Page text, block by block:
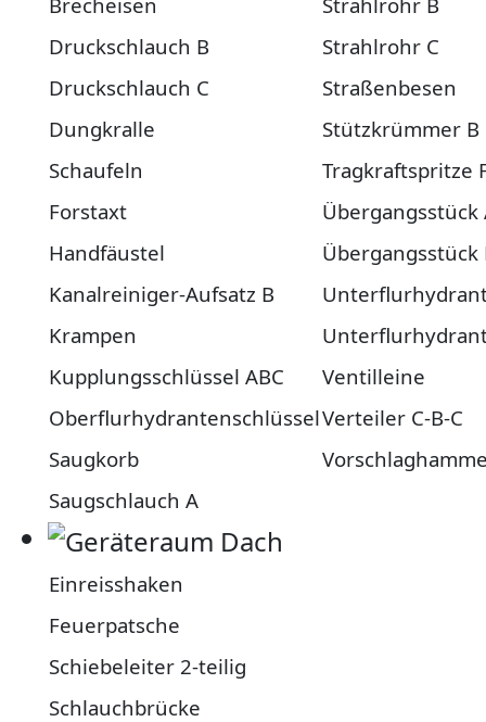
Druckschlauch B
Strahlrohr C
Druckschlauch C
Straßenbesen
Dungkralle
Stützkrümmer B
Schaufeln
Tragkraftspritze
Forstaxt
Übergangsstück
Handfäustel
Übergangsstück
Kanalreiniger-Aufsatz B
Krampen
Kupplungsschlüssel ABC
Ventilleine
OberflurhydrantenschlüsselVerteiler C-B-C
Saugkorb
Saugschlauch A
Einreisshaken
Feuerpatsche
Schiebeleiter 2-teilig
Schlauchbrücke